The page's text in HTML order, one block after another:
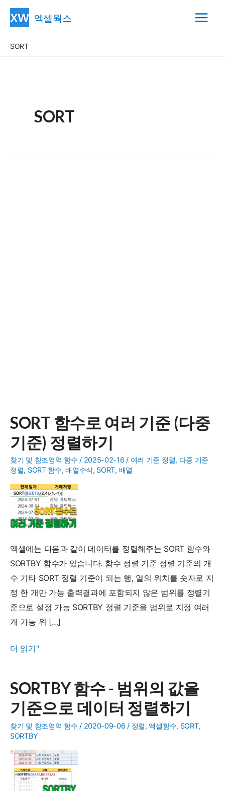
엑셀웍스
SORT
SORT
SORT 함수로 여러 기준 (다중
기준) 정렬하기
찾기 및 참조영역 함수 / 2025-02-16 / 여러 기준 정렬, 다중 기준
정렬, SORT 함수,배열수식, SORT, 배열
엑셀에는 다음과 같이 데이터를 정렬해주는 SORT 함수와
SORTBY 함수가 있습니다. 함수 정렬 기준 정렬 기준의 개
수 기타 SORT 정렬 기준이 되는 행, 열의 위치를 숫자로 지
정 한 개만 가능 출력결과에 포함되지 않은 범위를 정렬기
준으로 설정 가능 SORTBY 정렬 기준을 범위로 지정 여러
개 가능 위 […]
SORT
로
여
러
기
준
(다
중
더 읽기"
SORTBY 함수 - 범위의 값을
기준으로 데이터 정렬하기
찾기 및 참조영역 함수 / 2020-09-06 / 정렬, 엑셀함수, SORT,
SORTBY